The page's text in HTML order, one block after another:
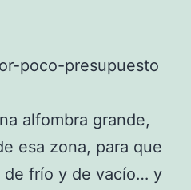
alfombra grande,
esa zona, para que
de frío y de vacío… y